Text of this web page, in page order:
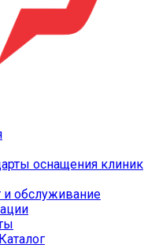
оснащения клиник
и обслуживание